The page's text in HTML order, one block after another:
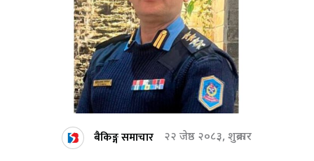
बैकिङ्ग समाचार २२ जेष्ठ २०८३, शुक्रबार